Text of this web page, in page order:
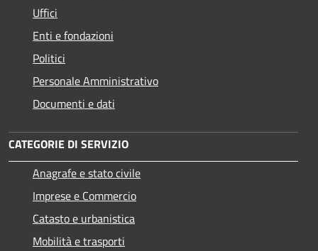
Uffici
Enti e fondazioni
Politici
Personale Amministrativo
Documenti e dati
CATEGORIE DI SERVIZIO
Anagrafe e stato civile
Imprese e Commercio
Catasto e urbanistica
Mobilità e trasporti